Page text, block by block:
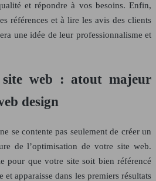
et répondre à vos besoins. Enfin,
références et à lire les avis des clients
une idée de leur professionnalisme et
web : atout majeur
design
se contente pas seulement de créer un
de l’optimisation de votre site web.
pour que votre site soit bien référencé
et apparaisse dans les premiers résultats